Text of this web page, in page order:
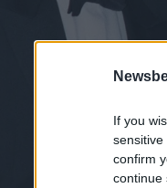
If you
confirm
continue